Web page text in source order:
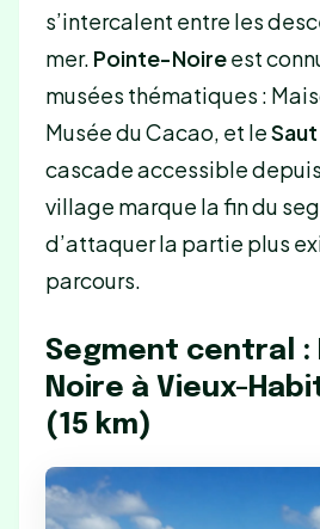
s’intercalent entre les
mer. Pointe-Noireest
musées thématiques :
Musée du Cacao, et le
cascade accessible
village marque la fin du
d’attaquer la partie plus
parcours.
Segment central :
Noire à Vieux-
(15 km)